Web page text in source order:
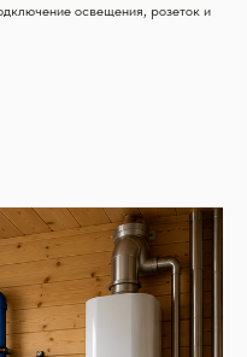
освещения, розеток и